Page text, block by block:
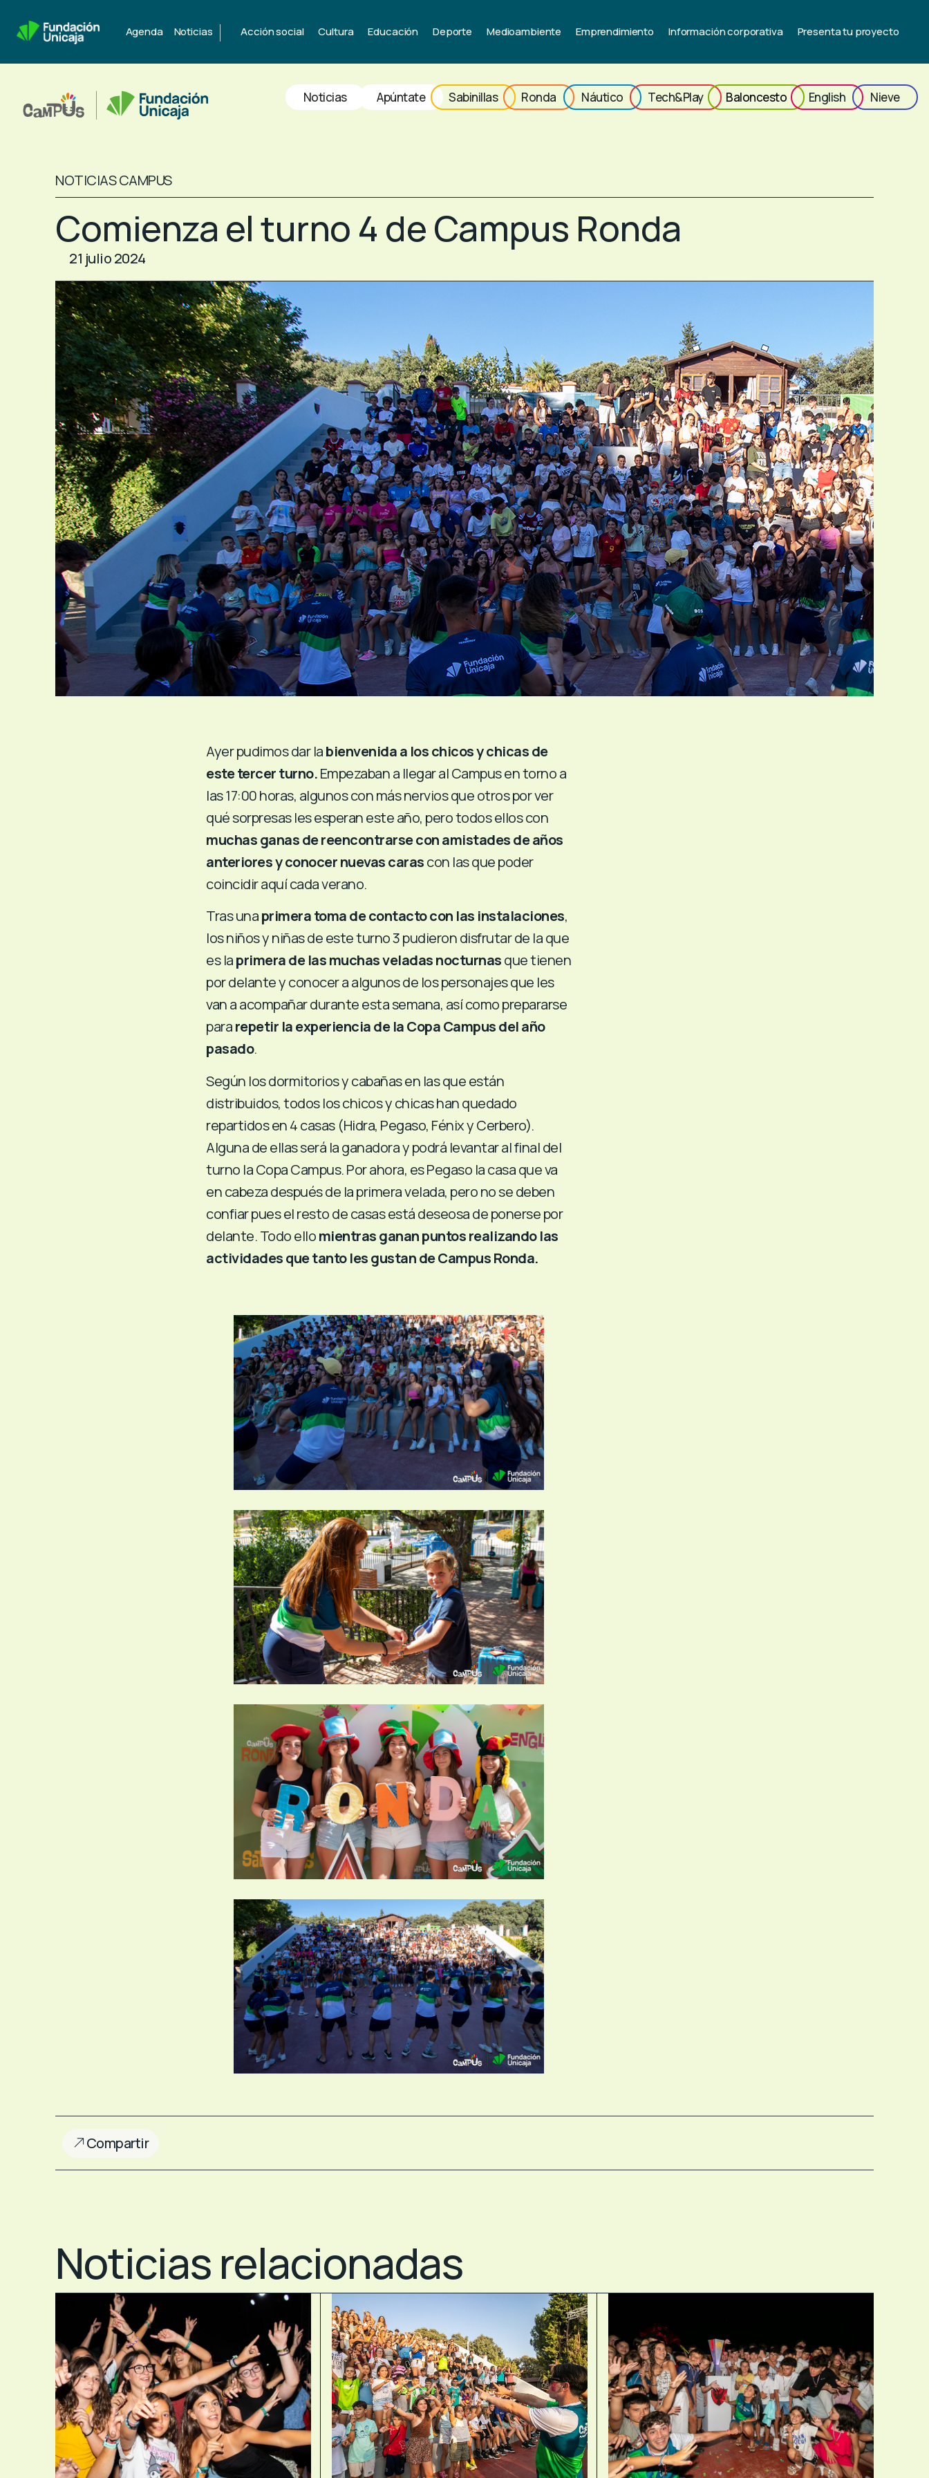
Agenda Noticias | Acción social Cultura Educación Deporte Medioambiente Emprendimiento Información corporativa Presenta tu proyecto
Noticias Apúntate Sabinillas Ronda Náutico Tech&Play Baloncesto English Nieve
NOTICIAS CAMPUS
Comienza el turno 4 de Campus Ronda
21 julio 2024
Ayer pudimos dar labienvenida a los chicos y chicas de
este tercer turno.Empezaban a llegar al Campus en torno a
las 17:00 horas, algunos con más nervios que otros por ver
qué sorpresas les esperan este año, pero todos ellos con
muchas ganas de reencontrarse con amistades de años
anteriores y conocer nuevas carascon las que poder
coincidir aquí cada verano.
Tras unaprimera toma de contacto con las instalaciones,
los niños y niñas de este turno 3 pudieron disfrutar de la que
es laprimera de las muchas veladas nocturnasque tienen
por delante y conocer a algunos de los personajes que les
van a acompañar durante esta semana, así como prepararse
pararepetir la experiencia de la Copa Campus del año
pasado.
Según los dormitorios y cabañas en las que están
distribuidos, todos los chicos y chicas han quedado
repartidos en 4 casas (Hidra, Pegaso, Fénix y Cerbero).
Alguna de ellas será la ganadora y podrá levantar al final del
turno la Copa Campus. Por ahora, es Pegaso la casa que va
en cabeza después de la primera velada, pero no se deben
confiar pues el resto de casas está deseosa de ponerse por
delante. Todo ellomientras ganan puntos realizando las
actividades que tanto les gustan de Campus Ronda.
Compartir
Noticias relacionadas